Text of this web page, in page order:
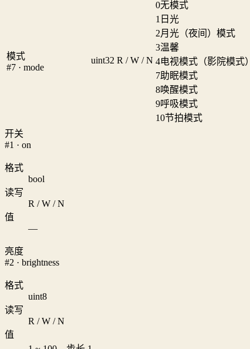
模式
#7 · mode
uint32 R / W / N
0无模式
1 日光
2月光（夜间）模式
3温馨
4电视模式（影院模式）
7助眠模式
8唤醒模式
9呼吸模式
10节拍模式
开关
#1 · on
格式
bool
读写
R / W / N
值
—
亮度
#2 · brightness
格式
uint8
读写
R / W / N
值